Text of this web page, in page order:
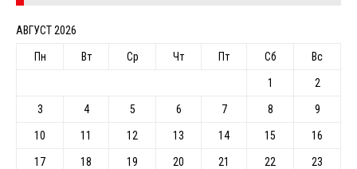
АВГУСТ 2026
Пн Вт Ср Чт Пт Сб Вс
1 2
3 4 5 6 7 8 9
10 11 12 13 14 15 16
17 18 19 20 21 22 23